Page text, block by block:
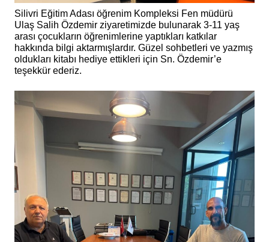
Silivri Eğitim Adası öğrenim Kompleksi Fen müdürü
Ulaş Salih Özdemir ziyaretimizde bulunarak 3-11 yaş
arası çocukların öğrenimlerine yaptıkları katkılar
hakkında bilgi aktarmışlardır. Güzel sohbetleri ve yazmış
oldukları kitabı hediye ettikleri için Sn. Özdemir’e
teşekkür ederiz.